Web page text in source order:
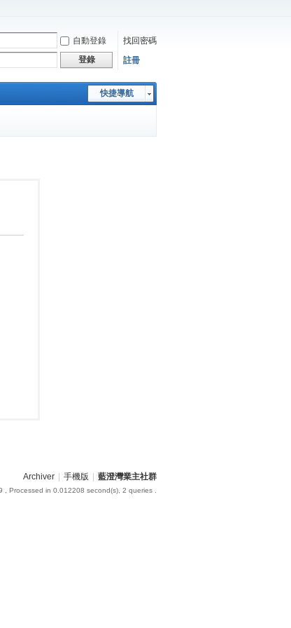
自動登錄
找回密碼
登錄 註冊
快捷導航
Archiver 手機版 藍澄灣業主社群
, Processed in 0.012208 second(s), 2 queries .